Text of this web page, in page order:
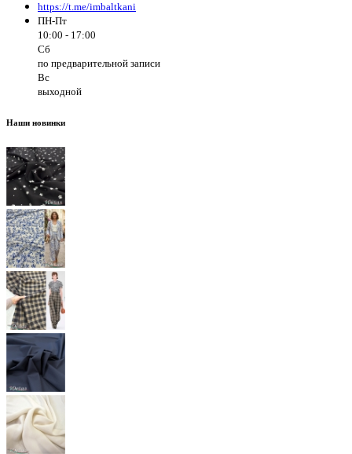
https://t.me/imbaltkani
ПН-Пт
10:00 - 17:00
Сб
по предварительной записи
Вс
выходной
Наши новинки